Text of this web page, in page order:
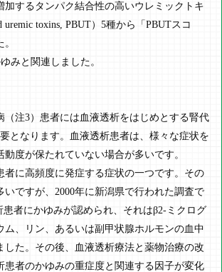
加するタンパク結合性の高いウレミックトキ
uremic toxins, PBUT）5種から「PBUTスコ
みと関連しました。
（注3）患者には血液透析をはじめとする腎代
となります。血液透析患者は、様々な症状を
度が保たれていない場合が多いです。
者に高頻度に発症する症状の一つです。その
いですが、2000年に新潟県で行われた調査で
患者にかゆみが認められ、それはβ2-ミクログ
ム、リン、あるいは副甲状腺ホルモンの血中
した。その後、血液透析療法と薬物治療の改
患者のかゆみの重症度と関連する因子が変化